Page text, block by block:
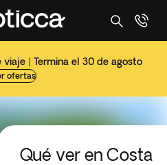
| Termina el 30 de agosto
ofertas
Qué ver en Costa